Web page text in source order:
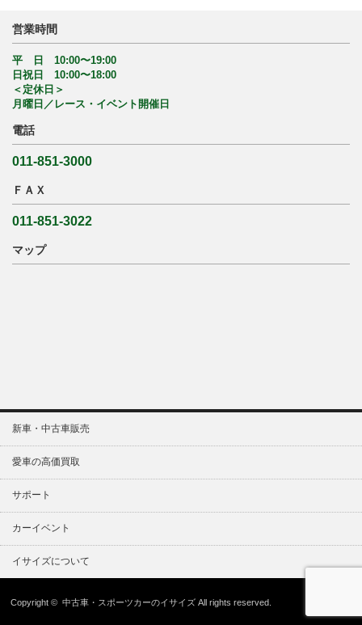
営業時間
平 日 10:00〜19:00
日祝日 10:00〜18:00
＜定休日＞
月曜日／レース・イベント開催日
電話
011-851-3000
ＦＡＸ
011-851-3022
マップ
新車・中古車販売
愛車の高価買取
サポート
カーイベント
イサイズについて
Copyright ©中古車・スポーツカーのイサイズ All rights reserved.